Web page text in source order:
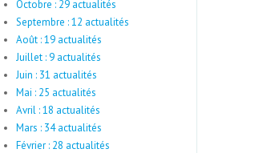
Octobre : 29 actualités
Septembre : 12 actualités
Août : 19 actualités
Juillet : 9 actualités
Juin : 31 actualités
Mai : 25 actualités
Avril : 18 actualités
Mars : 34 actualités
Février : 28 actualités